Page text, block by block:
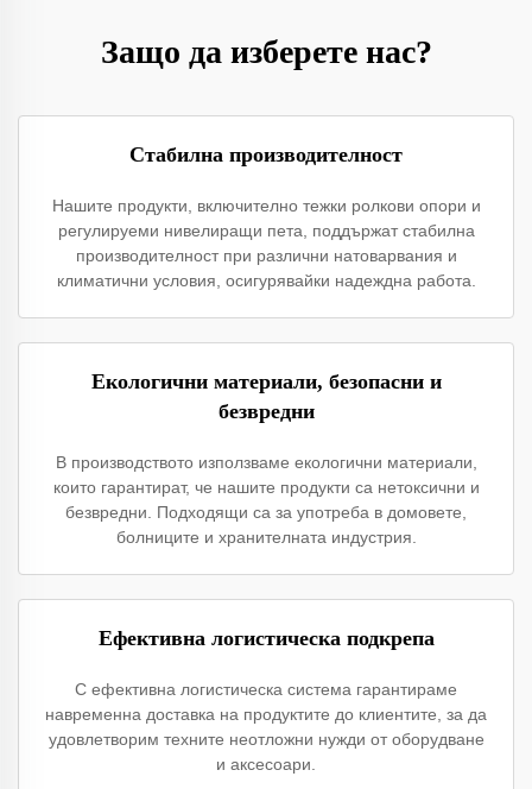
Защо да изберете нас?
Стабилна производителност
Нашите продукти, включително тежки ролкови опори и
регулируеми нивелиращи пета, поддържат стабилна
производителност при различни натоварвания и
климатични условия, осигурявайки надеждна работа.
Екологични материали, безопасни и
безвредни
В производството използваме екологични материали,
които гарантират, че нашите продукти са нетоксични и
безвредни. Подходящи са за употреба в домовете,
болниците и хранителната индустрия.
Ефективна логистическа подкрепа
С ефективна логистическа система гарантираме
навременна доставка на продуктите до клиентите, за да
удовлетворим техните неотложни нужди от оборудване
и аксесоари.